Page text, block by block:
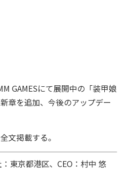
GAMESにて展開中の「装甲娘
章を追加、今後のアップデー
文掲載する。
東京都港区、CEO：村中 悠